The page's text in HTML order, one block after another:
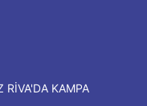
RİVA'DA KAMPA